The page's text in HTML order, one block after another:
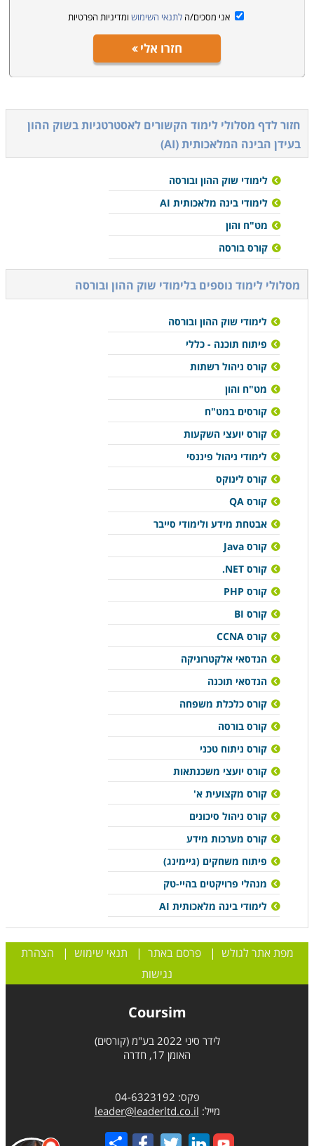
אני מסכים/ה לתנאי השימוש ומדיניות הפרטיות
חזרו אלי
חזור לדף מסלולי לימוד הקשורים לאסטרטגיות בשוק ההון
בעידן הבינה המלאכותית (AI)
לימודי שוק ההון ובורסה
לימודי בינה מלאכותית AI
מט"ח והון
קורס בורסה
מסלולי לימוד נוספים בלימודי שוק ההון ובורסה
לימודי שוק ההון ובורסה
פיתוח תוכנה - כללי
קורס ניהול רשתות
מט"ח והון
קורסים במט"ח
קורס יועצי השקעות
לימודי ניהול פיננסי
קורס לינוקס
קורס QA
אבטחת מידע ולימודי סייבר
קורס Java
קורס NET.
קורס PHP
קורס BI
קורס CCNA
הנדסאי אלקטרוניקה
הנדסאי תוכנה
קורס כלכלת משפחה
קורס בורסה
קורס ניתוח טכני
קורס יועצי משכנתאות
קורס מקצועית א'
קורס ניהול סיכונים
קורס מערכות מידע
פיתוח משחקים (גיימינג)
מנהלי פרויקטים בהיי-טק
לימודי בינה מלאכותית AI
מפת אתר לגולש |פרסם באתר | תנאי שימוש | הצהרת
נגישות
Coursim
לידר סיני 2022 בע"מ (קורסים)
האומן 17, חדרה
פקס: 04-6323192
מייל: leader@leaderltd.co.il
Share